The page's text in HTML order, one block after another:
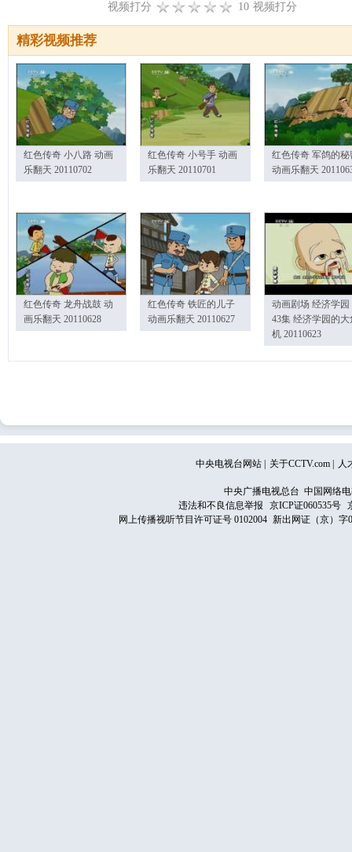
视频打分 10 视频打分
精彩视频推荐
红色传奇 小八路 动画
乐翻天 20110702
红色传奇 小号手 动画
乐翻天 20110701
红色传奇 军鸽的秘
动画乐翻天
红色传奇 龙舟战鼓 动
画乐翻天 20110628
红色传奇 铁匠的儿子
动画乐翻天 20110627
动画剧场 经济学园
43集 经济学园的大
机 20110623
中央电视台网站 关于CCTV.com 人
中央广播电视总台 中国网络
违法和不良信息举报
京ICP证060535号
网上传播视听节目许可证号 0102004 新出网证（京）